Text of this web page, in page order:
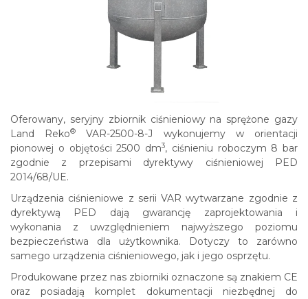
Oferowany, seryjny zbiornik ciśnieniowy na sprężone gazy
Land Reko®
VAR-2500-8-J wykonujemy w orientacji
pionowej o objętości 2500 dm3, ciśnieniu roboczym 8 bar
zgodnie z przepisami dyrektywy ciśnieniowej PED
2014/68/UE.
Urządzenia ciśnieniowe z serii VAR wytwarzane zgodnie z
dyrektywą PED dają gwarancję zaprojektowania i
wykonania z uwzględnieniem najwyższego poziomu
bezpieczeństwa dla użytkownika. Dotyczy to zarówno
samego urządzenia ciśnieniowego, jak i jego osprzętu.
Produkowane przez nas zbiorniki oznaczone są znakiem CE
oraz posiadają komplet dokumentacji niezbędnej do